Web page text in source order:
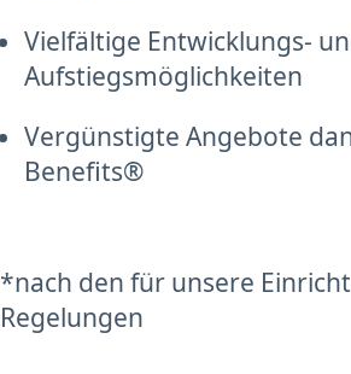
Vielfältige Entwicklungs-
Aufstiegsmöglichkeiten
Vergünstigte Angebote
Benefits®
*nach den für unsere
Regelungen